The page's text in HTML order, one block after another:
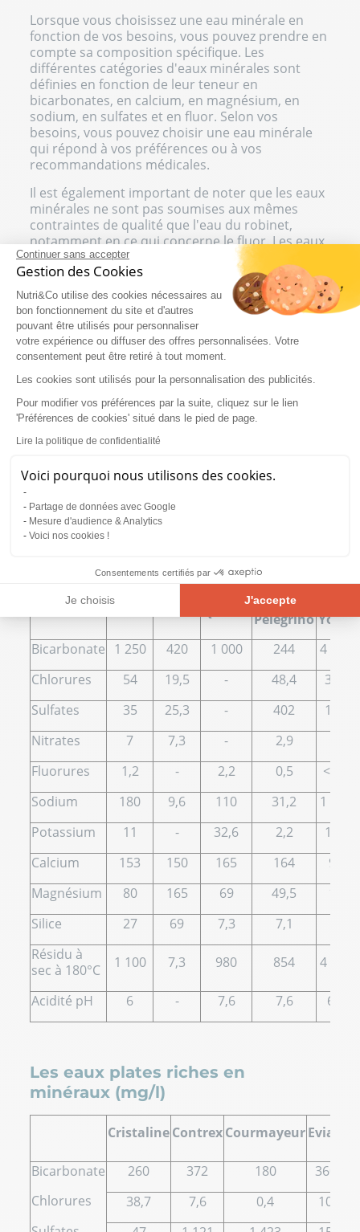
Continuer sans accepter
Gestion des Cookies
Nutri&Co utilise des cookies nécessaires au
bon fonctionnement du site et d'autres
pouvant être utilisés pour personnaliser
votre expérience ou diffuser des offres personnalisées. Votre
consentement peut être retiré à tout moment.
Les cookies sont utilisés pour la personnalisation des publicités.
Pour modifier vos préférences par la suite, cliquez sur le lien
'Préférences de cookies' situé dans le pied de page.
Lire la politique de confidentialité
Voici pourquoi nous utilisons des cookies.
Partage de données avec Google
Mesure d'audience & Analytics
Voici nos cookies !
Consentements certifiés par
Je choisis J'accepte
Plateforme de Gestion du Consentement : Personnalisez vos
Notre plateforme vous permet d'adapter et de gérer vos
Lorsque vous choisissez une eau minérale en
fonction de vos besoins, vous pouvez prendre en
compte sa composition spécifique. Les
différentes catégories d'eaux minérales sont
définies en fonction de leur teneur en
bicarbonates, en calcium, en magnésium, en
sodium, en sulfates et en fluor. Selon vos
besoins, vous pouvez choisir une eau minérale
qui répond à vos préférences ou à vos
recommandations médicales.
Il est également important de noter que les eaux
minérales ne sont pas soumises aux mêmes
contraintes de qualité que l'eau du robinet,
notamment en ce qui concerne le fluor. Les eaux
minérales peuvent contenir jusqu'à 5 mg/l de
fluor, alors que la limite pour l'eau potable est
fixée à 1,5 mg/l. Cela signifie qu'une eau minérale
avec une teneur élevée en fluor ne serait pas
autorisée dans le réseau de distribution d'eau
potable.
QUELLES SONT LES EAUX RICHES
EN MINÉRAUX ?
Les eaux minérales ne se valent pas toutes,
certaines sont plus ou moins riches en minéraux
forcément les mêmes minéraux, certaines vont
ou plus de chlorures et moins de potassium…
minéraux (mg/l)
San
Pelegrino Yorre
Bicarbonate
1 250 420 1 000 244
4 368
Chlorures
54 19,5 - 48,4
322
Sulfates
35 25,3 - 402
174
Nitrates
7 7,3 - 2,9
Fluorures
1,2 - 2,2 0,5
<1,5
Sodium
180 9,6 110 31,2
1 708
Potassium
11 - 32,6 2,2
110
Calcium
153 150 165 164
90
Magnésium
80 165 69 49,5
Silice
27 69 7,3 7,1
Résidu à
sec à 180°C
1 100 7,3 980 854 4 774
Acidité pH 6 - 7,6 7,6 6,6
Les eaux plates riches en
minéraux (mg/l)
CristalineContrexCourmayeurEvian
Bicarbonate 260 372 180 360
Chlorures
38,7 7,6 0,4
10